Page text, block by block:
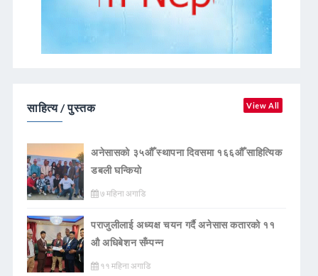
साहित्य / पुस्तक View All
अनेसासको ३५औँ स्थापना दिवसमा १६६औँ साहित्यिक
डबली घन्कियाे
७ महिना अगाडि
पराजुलीलाई अध्यक्ष चयन गर्दै अनेसास कतारको ११
औ अधिबेशन सँम्पन्न
११ महिना अगाडि